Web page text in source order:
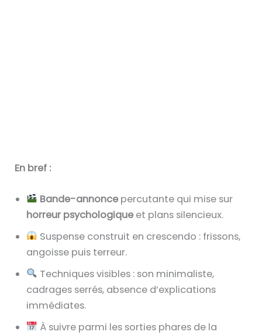
En bref :
Bande-annoncepercutante qui mise sur
horreur psychologique et plans silencieux.
Suspense construit en crescendo : frissons,
angoisse puis terreur.
Techniques visibles : son minimaliste,
cadrages serrés, absence d’explications
immédiates.
À suivre parmi les sorties phares de la